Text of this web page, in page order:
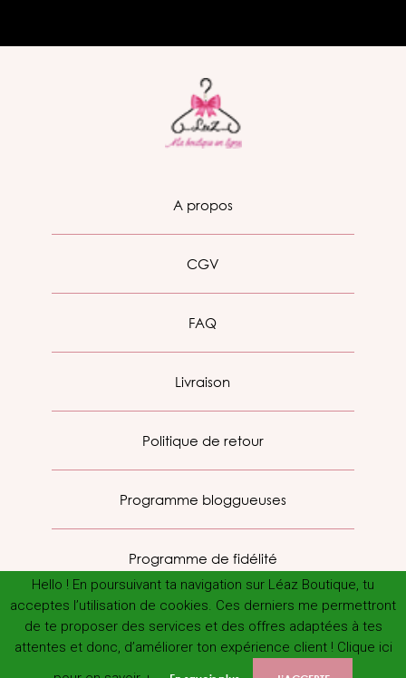
A propos
CGV
FAQ
Livraison
Politique de retour
Programme bloggueuses
Programme de fidélité
Hello ! En poursuivant ta navigation sur Léaz Boutique, tu
acceptes l’utilisation de cookies. Ces derniers me permettront
de te proposer des services et des offres adaptées à tes
attentes et donc, d’améliorer ton expérience client ! Clique ici